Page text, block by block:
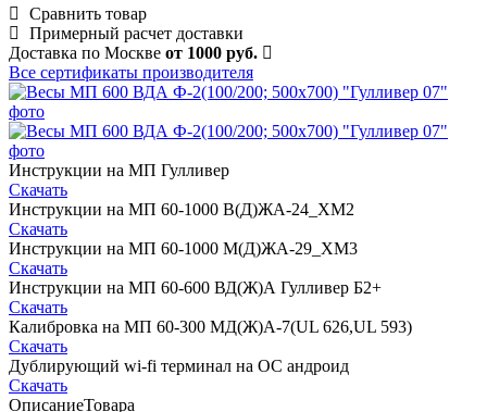
Сравнить товар
Примерный расчет доставки
Доставка по Москве от 1000 руб.
Все сертификаты производителя
Инструкции на МП Гулливер
Скачать
Инструкции на МП 60-1000 В(Д)ЖА-24_ХМ2
Скачать
Инструкции на МП 60-1000 М(Д)ЖА-29_ХМ3
Скачать
Инструкции на МП 60-600 ВД(Ж)А Гулливер Б2+
Скачать
Калибровка на МП 60-300 МД(Ж)А-7(UL 626,UL 593)
Скачать
Дублирующий wi-fi терминал на ОС андроид
Скачать
ОписаниеТовара